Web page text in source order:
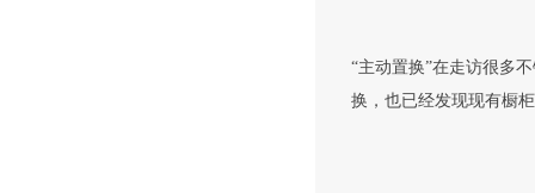
“主动置换”在走访很多
换，也已经发现现有橱